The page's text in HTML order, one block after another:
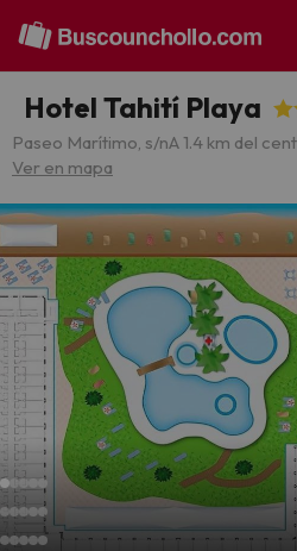
Hotel Tahití Playa
Paseo Marítimo, s/nA 1.4 km del
Ver en mapa